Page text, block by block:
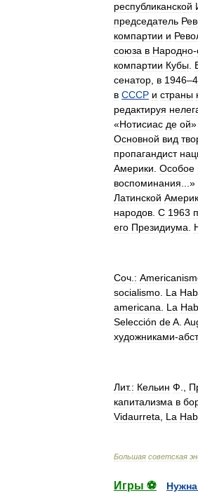
республиканской
председатель
компартии и
союза в Народно-
компартии Кубы
сенатор в 1946‒
в СССР и страны
редактируя
«Нотисиас де ой
Основной вид
пропагандист
Америки Особое
воспоминания
Латинской
народов С 1963
его Президиума
Соч :
socialismo La
americana
La
Selección deA
художниками-
Лит.: Кельин Ф
капитализма в
Vidaurreta
La
Большая советская
Игры ⚽